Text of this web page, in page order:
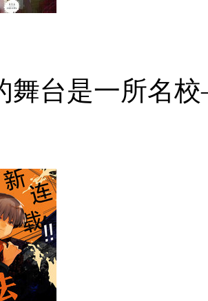
舞台是一所名